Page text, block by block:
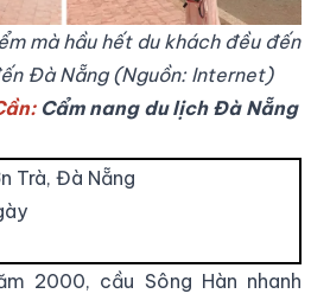
mà hầu hết du khách đều đến
Đà Nẵng (Nguồn: Internet)
Cẩm nang du lịch Đà Nẵng
Trà, Đà Nẵng
2000, cầu Sông Hàn nhanh